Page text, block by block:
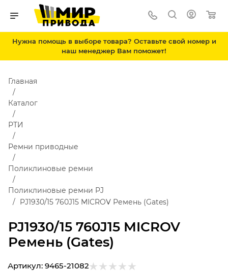
Нужна помощь в выборе товара? Оставьте свой номер и
наш менеджер Вам поможет!
PJ1930/15 760J15 MICROV
Ремень (Gates)
Главная
Каталог
РТИ
Ремни приводные
Поликлиновые ремни
Поликлиновые ремни PJ
PJ1930/15 760J15 MICROV Ремень (Gates)
Артикул: 9465-21082